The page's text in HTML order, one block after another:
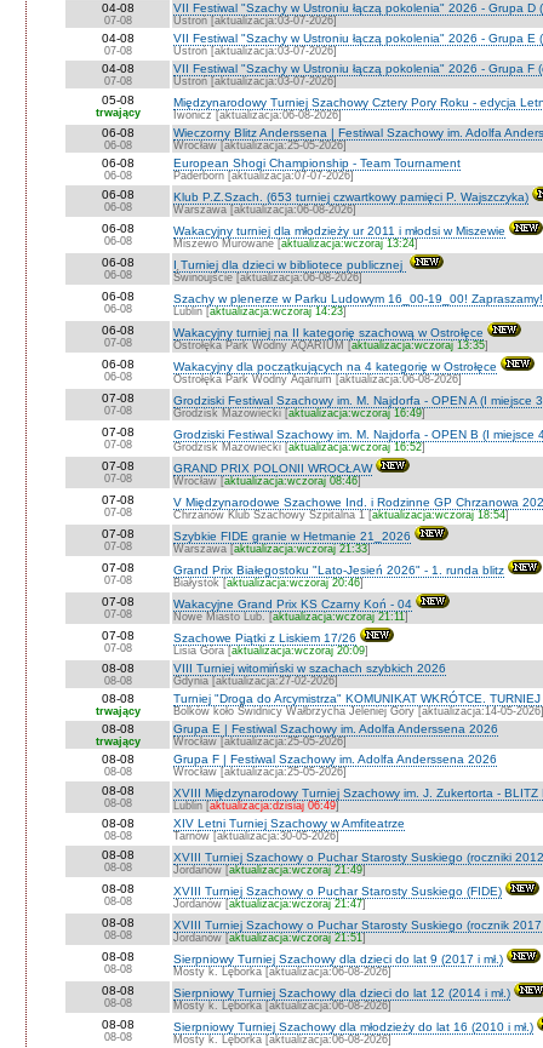
04-08
07-08
VII Festiwal "Szachy w Ustroniu łączą pokolenia" 2026 - Grupa D
Ustroń [aktualizacja:03-07-2026]
04-08
07-08
VII Festiwal "Szachy w Ustroniu łączą pokolenia" 2026 - Grupa E
Ustroń [aktualizacja:03-07-2026]
04-08
07-08
VII Festiwal "Szachy w Ustroniu łączą pokolenia" 2026 - Grupa F
Ustroń [aktualizacja:03-07-2026]
05-08
trwający
Międzynarodowy Turniej Szachowy Cztery Pory Roku - edycja
Iwonicz [aktualizacja:06-08-2026]
06-08
06-08
Wieczorny Blitz Anderssena | Festiwal Szachowy im. Adolfa
Wrocław [aktualizacja:25-05-2026]
06-08
06-08
European Shogi Championship - Team Tournament
Paderborn [aktualizacja:07-07-2026]
06-08
06-08
Klub P.Z.Szach. (653 turniej czwartkowy pamięci P. Wajszczyka)
Warszawa [aktualizacja:06-08-2026]
06-08
06-08
Wakacyjny turniej dla młodzieży ur 2011 i młodsi w Miszewie
Miszewo Murowane [aktualizacja:wczoraj 13:24]
06-08
06-08
I Turniej dla dzieci w bibliotece publicznej
Świnoujście [aktualizacja:06-08-2026]
06-08
06-08
Szachy w plenerze w Parku Ludowym 16_00-19_00! Zapraszamy!
Lublin [aktualizacja:wczoraj 14:23]
06-08
07-08
Wakacyjny turniej na II kategorię szachową w Ostrołęce
Ostrołęka Park Wodny AQARIUM [aktualizacja:wczoraj 13:35]
06-08
06-08
Wakacyjny dla początkujących na 4 kategorię w Ostrołęce
Ostrołęka Park Wodny Aqarium [aktualizacja:06-08-2026]
07-08
07-08
Grodziski Festiwal Szachowy im. M. Najdorfa - OPEN A (I miejsce
Grodzisk Mazowiecki [aktualizacja:wczoraj 16:49]
07-08
07-08
Grodziski Festiwal Szachowy im. M. Najdorfa - OPEN B (I miejsce
Grodzisk Mazowiecki [aktualizacja:wczoraj 16:52]
07-08
07-08
GRAND PRIX POLONII WROCŁAW
Wrocław [aktualizacja:wczoraj 08:46]
07-08
07-08
V Międzynarodowe Szachowe Ind. i Rodzinne GP Chrzanowa
Chrzanów Klub Szachowy Szpitalna 1 [aktualizacja:wczoraj 18:54]
07-08
07-08
Szybkie FIDE granie w Hetmanie 21_2026
Warszawa [aktualizacja:wczoraj 21:33]
07-08
07-08
Grand Prix Białegostoku "Lato-Jesień 2026" - 1. runda blitz
Białystok [aktualizacja:wczoraj 20:46]
07-08
07-08
Wakacyjne Grand Prix KS Czarny Koń - 04
Nowe Miasto Lub. [aktualizacja:wczoraj 21:11]
07-08
07-08
Szachowe Piątki z Liskiem 17/26
Lisia Góra [aktualizacja:wczoraj 20:09]
08-08
08-08
VIII Turniej witomiński w szachach szybkich 2026
Gdynia [aktualizacja:27-02-2026]
08-08
trwający
Turniej "Droga do Arcymistrza" KOMUNIKAT WKRÓTCE.
Bolków koło Świdnicy Wałbrzycha Jeleniej Góry [aktualizacja:14-05-2026]
08-08
trwający
Grupa E | Festiwal Szachowy im. Adolfa Anderssena 2026
Wrocław [aktualizacja:25-05-2026]
08-08
08-08
Grupa F | Festiwal Szachowy im. Adolfa Anderssena 2026
Wrocław [aktualizacja:25-05-2026]
08-08
08-08
XVIII Międzynarodowy Turniej Szachowy im. J. Zukertorta -
Lublin [aktualizacja:dzisiaj 06:49]
08-08
08-08
XIV Letni Turniej Szachowy w Amfiteatrze
Tarnów [aktualizacja:30-05-2026]
08-08
08-08
XVIII Turniej Szachowy o Puchar Starosty Suskiego (roczniki
Jordanów [aktualizacja:wczoraj 21:49]
08-08
08-08
XVIII Turniej Szachowy o Puchar Starosty Suskiego (FIDE)
Jordanów [aktualizacja:wczoraj 21:47]
08-08
08-08
XVIII Turniej Szachowy o Puchar Starosty Suskiego (rocznik 2017
Jordanów [aktualizacja:wczoraj 21:51]
08-08
08-08
Sierpniowy Turniej Szachowy dla dzieci do lat 9 (2017 i mł.)
Mosty k. Lęborka [aktualizacja:06-08-2026]
08-08
08-08
Sierpniowy Turniej Szachowy dla dzieci do lat 12 (2014 i mł.)
Mosty k. Lęborka [aktualizacja:06-08-2026]
08-08
08-08
Sierpniowy Turniej Szachowy dla młodzieży do lat 16 (2010 i mł.)
Mosty k. Lęborka [aktualizacja:06-08-2026]